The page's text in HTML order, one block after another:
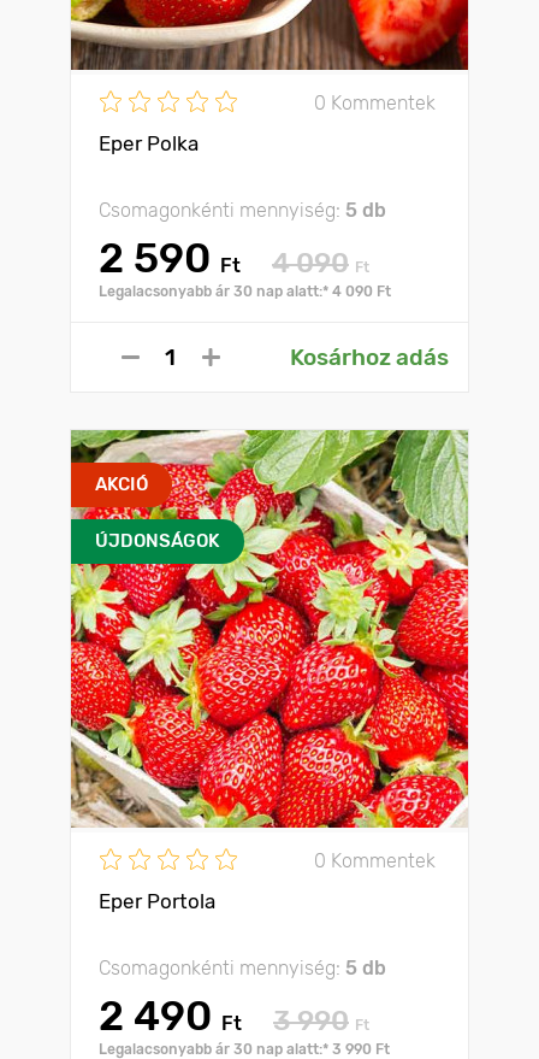
0 Kommentek
Eper Polka
Csomagonkénti mennyiség: 5 db
2 590 Ft 4 090 Ft
Legalacsonyabb ár 30 nap alatt:* 4 090 Ft
Kosárhoz adás
AKCIÓ
ÚJDONSÁGOK
0 Kommentek
Eper Portola
Csomagonkénti mennyiség: 5 db
2 490 Ft 3 990 Ft
Legalacsonyabb ár 30 nap alatt:* 3 990 Ft